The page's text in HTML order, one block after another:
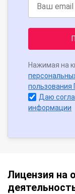
Нажимая на
Даю
информации
Лицензия на